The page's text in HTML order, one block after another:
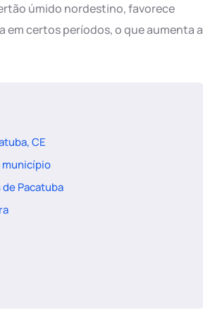
úmido nordestino, favorece
em certos períodos, o que aumenta a
CE
município
Pacatuba